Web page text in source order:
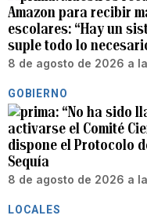
Amazon para recibir
escolares: “Hay un
suple todo lo
8 de agosto de 2026 a
GOBIERNO
“No ha sido
activarse el Comité
dispone el Protocolo
Sequía
8 de agosto de 2026 a
LOCALES